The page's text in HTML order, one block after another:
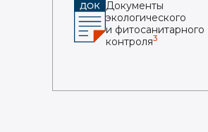
Документы
экологического
и фитосанитарного
контроля3